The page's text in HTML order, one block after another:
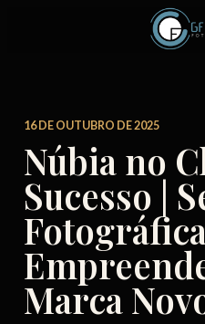
16 DE OUTUBRO DE 2025
Núbia no
Sucesso |
Marca